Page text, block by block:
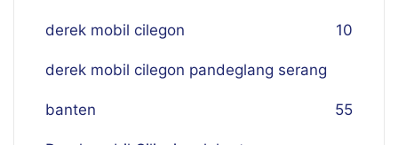
derek mobil cilegon 10
derek mobil cilegon pandeglang serang
banten 55